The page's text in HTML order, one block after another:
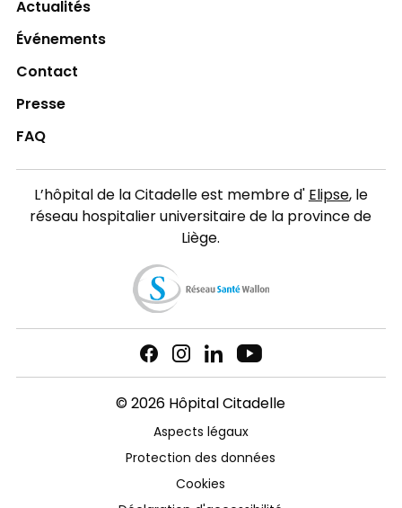
Actualités
Événements
Contact
Presse
FAQ
L’hôpital de la Citadelle est membre d'Elipse, le
réseau hospitalier universitaire de la province de
Liège.
© 2026 Hôpital Citadelle
Aspects légaux
Protection des données
Cookies